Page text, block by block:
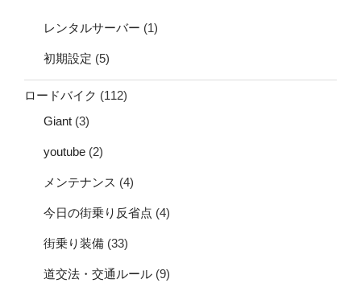
レンタルサーバー (1)
初期設定 (5)
ロードバイク (112)
Giant (3)
youtube (2)
メンテナンス (4)
今日の街乗り反省点 (4)
街乗り装備 (33)
道交法・交通ルール (9)